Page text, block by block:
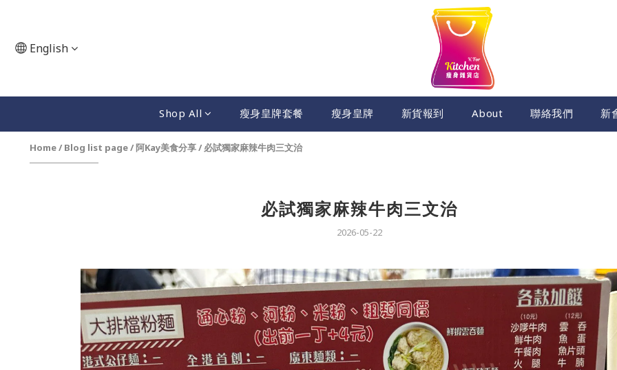
English
Shop All 瘦身皇牌套餐 瘦身皇牌 新貨報到 About 聯絡我們 新
Home/ Blog list page/阿Kay美食分享/ 必試獨家麻辣牛肉三文治
必試獨家麻辣牛肉三文治
2026-05-22